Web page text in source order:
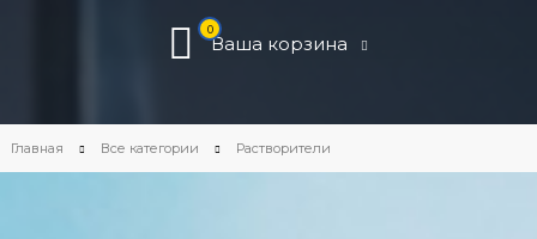
0
Ваша корзина
Главная Все категории Растворители